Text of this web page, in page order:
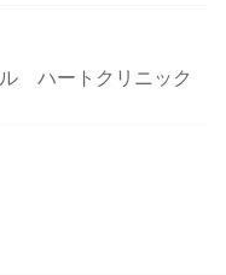
ハートクリニック